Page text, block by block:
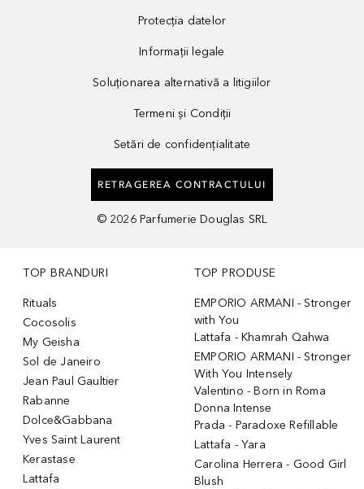
Protecția datelor
Informații legale
Soluționarea alternativă a litigiilor
Termeni și Condiții
Setări de confidențialitate
RETRAGEREA CONTRACTULUI
© 2026 Parfumerie Douglas SRL
TOP BRANDURI
Rituals
Cocosolis
My Geisha
Sol de Janeiro
Jean Paul Gaultier
Rabanne
Dolce&Gabbana
Yves Saint Laurent
Kerastase
Lattafa
TOP PRODUSE
EMPORIO ARMANI - Stronger
with You
Lattafa - Khamrah Qahwa
EMPORIO ARMANI - Stronger
With You Intensely
Valentino - Born in Roma
Donna Intense
Prada - Paradoxe Refillable
Lattafa - Yara
Carolina Herrera - Good Girl
Blush